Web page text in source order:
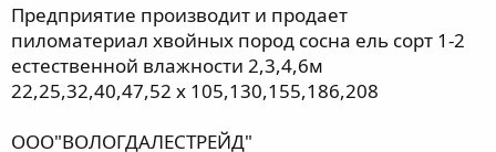
ы
л
а
Предприятие производит и продает
пиломатериал хвойных пород сосна ель сорт 1-2
естественной влажности 2,3,4,6м
22,25,32,40,47,52 х 105,130,155,186,208
ООО"ВОЛОГДАЛЕСТРЕЙД"